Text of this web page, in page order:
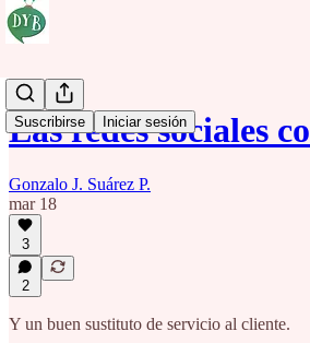
Suscribirse Iniciar sesión
Las redes sociales
Gonzalo J. Suárez P.
mar 18
3
2
Y un buen sustituto de servicio al cliente.